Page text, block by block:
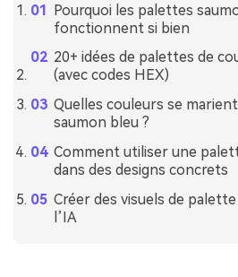
Pourquoi les palettes
fonctionnent si bien
20+ idées de palettes de
(avec codes HEX)
Quelles couleurs se
saumon bleu ?
Comment utiliser une
dans des designs concrets
Créer des visuels de
l’IA